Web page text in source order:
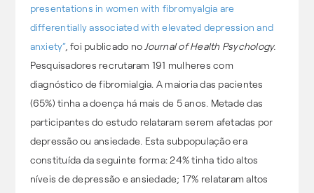
presentations in women with fibromyalgia are
differentially associated with elevated depression and
anxiety”, foi publicado no Journal of Health Psychology.
Pesquisadores recrutaram 191 mulheres com
diagnóstico de fibromialgia. A maioria das pacientes
(65%) tinha a doença há mais de 5 anos. Metade das
participantes do estudo relataram serem afetadas por
depressão ou ansiedade. Esta subpopulação era
constituída da seguinte forma: 24% tinha tido altos
níveis de depressão e ansiedade; 17% relataram altos